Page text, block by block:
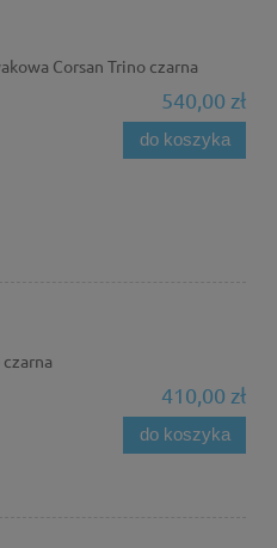
Corsan Trino czarna
540,00 zł
do koszyka
410,00 zł
do koszyka